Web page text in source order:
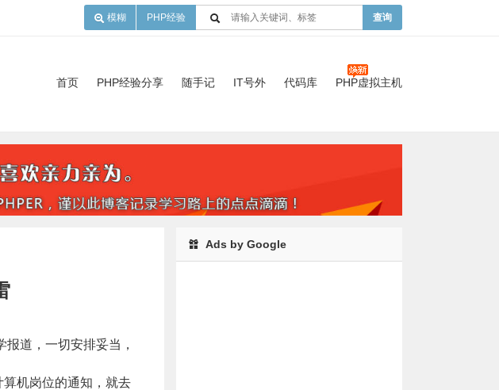
模糊 PHP经验 查询
首页 PHP经验分享 随手记 IT号外 代码库 PHP虚拟主机
道，一切安排妥当，
机岗位的通知，就去
Ads by Google